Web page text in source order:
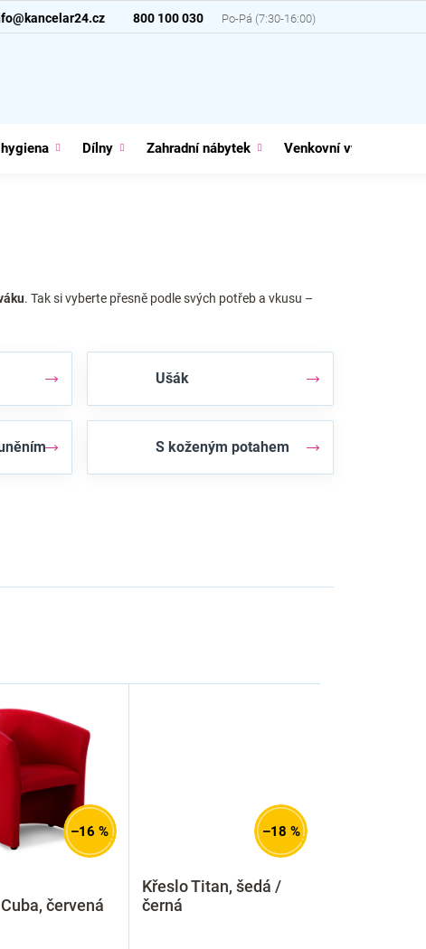
800 100 030
Dílny Zahradní nábytek Venkovní vybavení
. Tak si vyberte přesně podle svých potřeb a vkusu –
Ušák
S koženým potahem
–16 %
červená
–18 %
Křeslo Titan, šedá /
černá